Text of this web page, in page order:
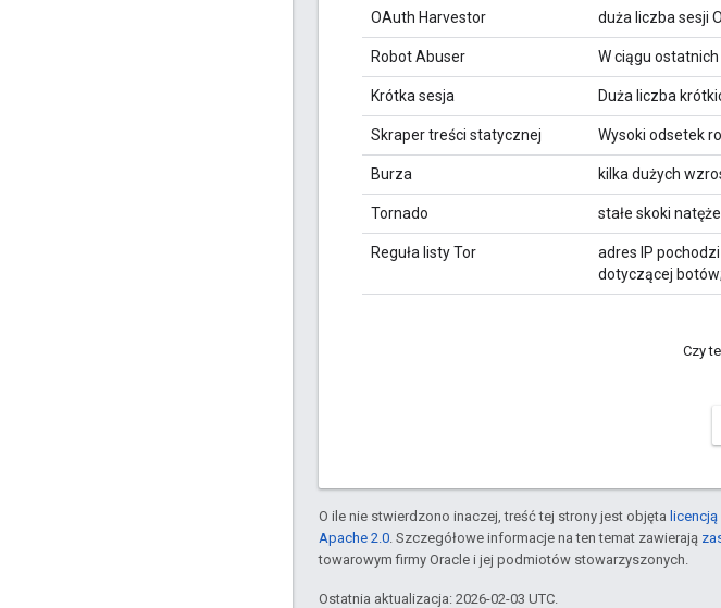
OAuth Harvestor duża liczba sesji
Robot Abuser W ciągu
Krótka sesja Duża liczba
Skraper treści statycznej Wysoki odsetek
Burza kilka dużych
Tornado stałe skoki
Reguła listy Tor
adres IP
dotyczącej botów;
Czy
O ile nie stwierdzono inaczej, treść tej strony jest objęta
Apache 2.0. Szczegółowe informacje na ten temat zawierają
towarowym firmy Oracle i jej podmiotów stowarzyszonych.
Ostatnia aktualizacja: 2026-02-03 UTC.